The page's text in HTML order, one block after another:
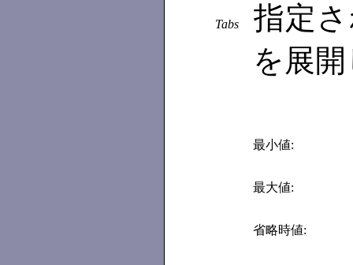
Tabs
指定
を展
最小値:
最大値:
省略時値: